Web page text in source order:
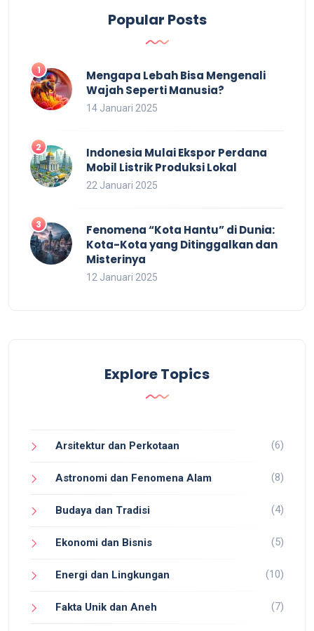
Popular Posts
Mengapa Lebah Bisa Mengenali
Wajah Seperti Manusia?
14 Januari 2025
Indonesia Mulai Ekspor Perdana
Mobil Listrik Produksi Lokal
22 Januari 2025
Fenomena “Kota Hantu” di Dunia:
Kota-Kota yang Ditinggalkan dan
Misterinya
12 Januari 2025
Explore Topics
Arsitektur dan Perkotaan (6)
Astronomi dan Fenomena Alam (8)
Budaya dan Tradisi (4)
Ekonomi dan Bisnis (5)
Energi dan Lingkungan (10)
Fakta Unik dan Aneh (7)